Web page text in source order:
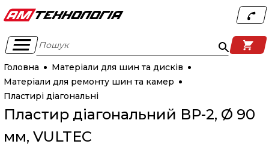
Пошук
Головна
Матеріали для шин та дисків
Матеріали для ремонту шин та камер
Пластирі діагональні
Пластир діагональний ВР-2, Ø 90
мм, VULTEC